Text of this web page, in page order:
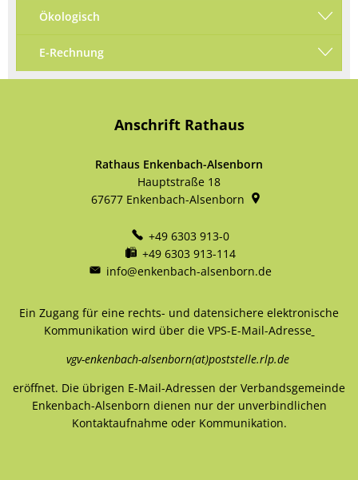
Ökologisch
E-Rechnung
Anschrift Rathaus
Rathaus Enkenbach-Alsenborn
Hauptstraße 18
67677 Enkenbach-Alsenborn
+49 6303 913-0
+49 6303 913-114
info@enkenbach-alsenborn.de
Ein Zugang für eine rechts- und datensichere elektronische
Kommunikation wird über die VPS-E-Mail-Adresse
vgv-enkenbach-alsenborn(at)poststelle.rlp.de
eröffnet. Die übrigen E-Mail-Adressen der Verbandsgemeinde
Enkenbach-Alsenborn dienen nur der unverbindlichen
Kontaktaufnahme oder Kommunikation.